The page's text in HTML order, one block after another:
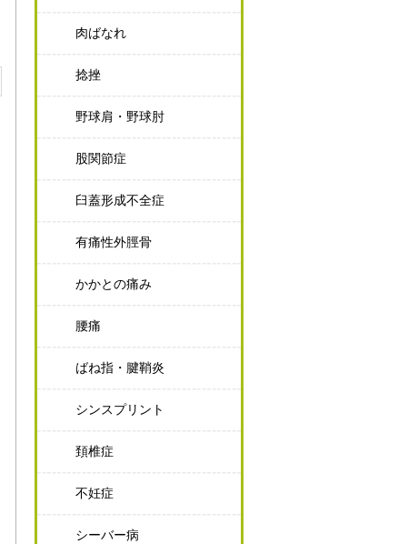
肉ばなれ
捻挫
野球肩・野球肘
股関節症
臼蓋形成不全症
有痛性外脛骨
かかとの痛み
腰痛
ばね指・腱鞘炎
シンスプリント
頚椎症
不妊症
シーバー病